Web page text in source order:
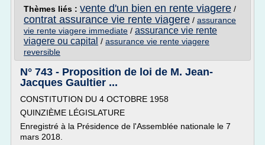
Thèmes liés : vente d'un bien en rente viagere /
contrat assurance vie rente viagere / assurance
vie rente viagere immediate / assurance vie rente
viagere ou capital / assurance vie rente viagere
reversible
N° 743 - Proposition de loi de M. Jean-
Jacques Gaultier ...
CONSTITUTION DU 4 OCTOBRE 1958
QUINZIÈME LÉGISLATURE
Enregistré à la Présidence de l'Assemblée nationale le 7
mars 2018.